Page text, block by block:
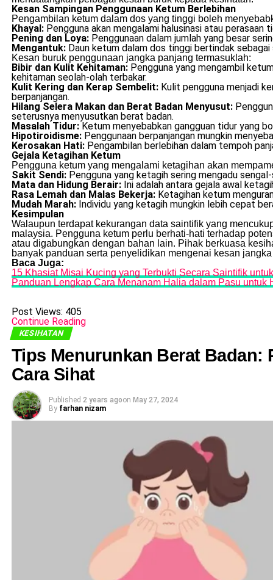
Kesan Sampingan Penggunaan Ketum Berlebihan
Pengambilan ketum dalam dos yang tinggi boleh
Khayal:Pengguna akan mengalami halusinasi atau perasaan
Pening dan Loya:Penggunaan dalam jumlah yang besar
Mengantuk:Daun ketum dalam dos tinggi bertindak
Kesan buruk penggunaan jangka panjang termasuklah:
Bibir dan Kulit Kehitaman:Pengguna yang mengambil
kehitaman seolah-olah terbakar.
Kulit Kering dan Kerap Sembelit:Kulit pengguna menjadi
berpanjangan.
Hilang Selera Makan dan Berat Badan Menyusut:
seterusnya menyusutkan berat badan.
Masalah Tidur:Ketum menyebabkan gangguan tidur yang
Hipotiroidisme:Penggunaan berpanjangan mungkin
Kerosakan Hati:Pengambilan berlebihan dalam tempoh
Gejala Ketagihan Ketum
Pengguna ketum yang mengalami ketagihan akan
Sakit Sendi:Pengguna yang ketagih sering mengadu
Mata dan Hidung Berair:Ini adalah antara gejala awal
Rasa Lemah dan Malas Bekerja:Ketagihan ketum
Mudah Marah:Individu yang ketagih mungkin lebih cepat
Kesimpulan
Walaupun terdapat kekurangan data saintifik yang
malaysia. Pengguna ketum perlu berhati-hati terhadap
atau digabungkan dengan bahan lain. Pihak berkuasa
banyak panduan serta penyelidikan mengenai kesan
Baca Juga:
15 Khasiat Misai Kucing yang Terbukti Secara Saintifik
Panduan Lengkap Cara Menanam Halia dalam Pasu untuk
Post Views: 405
Continue Reading
KESIHATAN
Tips Menurunkan Berat Badan:
Cara Sihat
Published 2 years agoon May 27, 2024
By farhan nizam